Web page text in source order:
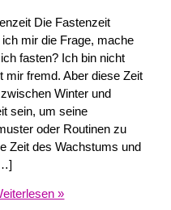
Die Fastenzeit
mir die Frage, mache
fasten? Ich bin nicht
mir fremd. Aber diese Zeit
Winter und
sein, um seine
oder Routinen zu
Zeit des Wachstums und
»